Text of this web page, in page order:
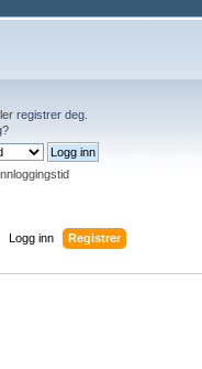
registrer deg
?
Logg inn Registrer